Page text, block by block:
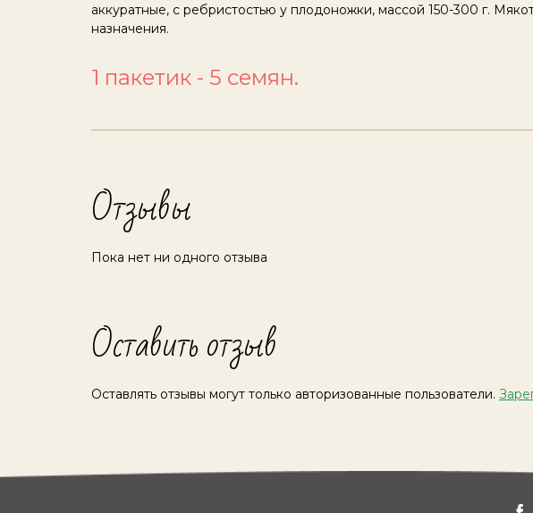
аккуратные, с ребристостью у плодоножки, массой 150-300 г.
назначения.
1 пакетик - 5 семян.
Отзывы
Пока нет ни одного отзыва
Оставить отзыв
Оставлять отзывы могут только авторизованные пользователи.